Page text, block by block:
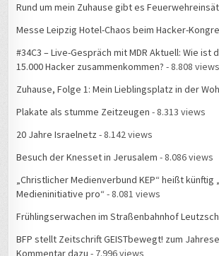
Rund um mein Zuhause gibt es
Messe Leipzig Hotel-Chaos beim Hacker-
#34C3 – Live-Gespräch mit MDR Aktuell: Wie ist
15.000 Hacker zusammenkommen? - 8.808 views
Zuhause, Folge 1: Mein Lieblingsplatz in der
Plakate als stumme Zeitzeugen - 8.313 views
20 Jahre Israelnetz - 8.142 views
Besuch der Knesset in Jerusalem - 8.086 views
„Christlicher Medienverbund KEP“ heißt künftig
Medieninitiative pro“ - 8.081 views
Frühlingserwachen im Straßenbahnhof Leutzsch
BFP stellt Zeitschrift GEISTbewegt! zum
Kommentar dazu - 7.996 views